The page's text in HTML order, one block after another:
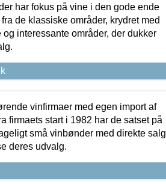
har fokus på vine i den gode ende
de klassiske områder, krydret med
interessante områder, der dukker
vinfirmaer med egen import af
firmaets start i 1982 har de satset på
små vinbønder med direkte salg
deres udvalg.